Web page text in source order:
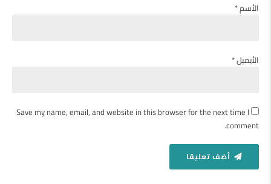
الأسم *
الأيميل *
Save my name, email, and website in this browser for the next time I
comment.
أضف تعليقا